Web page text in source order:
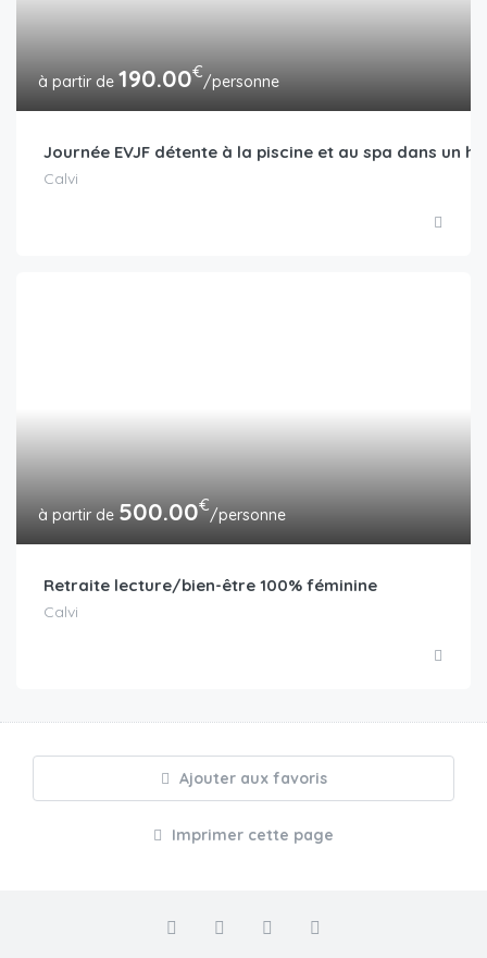
190.00€/personne
Journée EVJF détente à la piscine et au spa dans un
Calvi
500.00€/personne
Retraite lecture/bien-être 100% féminine
Calvi
Ajouter aux favoris
Imprimer cette page